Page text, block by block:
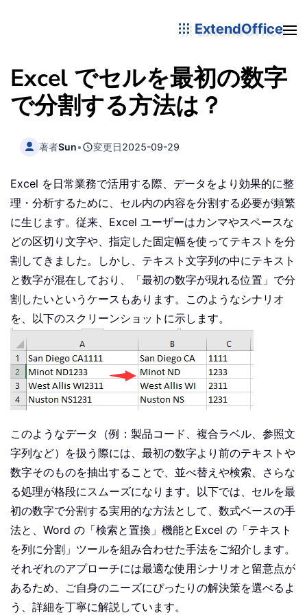
ExtendOffice
Excel でセルを最初の数字
で分割する方法は？
著者Sun• 変更日2025-09-29
Excel を日常業務で活用する際、データをより効果的に整
理・分析するために、セル内の内容を分割する必要が頻繁
に生じます。従来、Excel ユーザーはカンマやスペースな
どの区切り文字や、指定した固定幅を使ってテキストを分
割してきました。しかし、テキスト文字列の中にテキスト
と数字が混在しており、「最初の数字が現れる位置」で分
割したいというケースもあります。このようなシナリオ
を、以下のスクリーンショットに示します。
このようなデータ（例：製品コード、複合ラベル、参照文
字列など）を扱う際には、最初の数字より前のテキストや
数字そのものを抽出することで、並べ替えや検索、さらな
る処理が格段にスムーズになります。以下では、セルを最
初の数字で分割する実用的な方法として、数式ベースの手
法と、Word の「検索と置換」機能とExcel の「テキスト
を列に分割」ツールを組み合わせた手法をご紹介します。
それぞれのアプローチには最適な使用シナリオと留意点が
あるため、ご自身のニーズにぴったりの解決策を選べるよ
う、詳細を丁寧に解説しています。